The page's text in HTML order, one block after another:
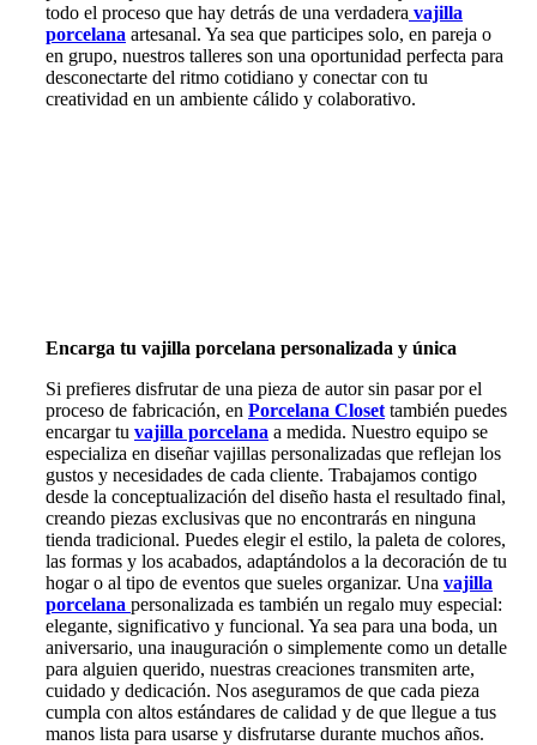
todo el proceso que hay detrás de una verdadera vajilla
porcelana artesanal. Ya sea que participes solo, en pareja o
en grupo, nuestros talleres son una oportunidad perfecta para
desconectarte del ritmo cotidiano y conectar con tu
creatividad en un ambiente cálido y colaborativo.
Encarga tu vajilla porcelana personalizada y única
Si prefieres disfrutar de una pieza de autor sin pasar por el
proceso de fabricación, en Porcelana Closet también puedes
encargar tu vajilla porcelana a medida. Nuestro equipo se
especializa en diseñar vajillas personalizadas que reflejan los
gustos y necesidades de cada cliente. Trabajamos contigo
desde la conceptualización del diseño hasta el resultado final,
creando piezas exclusivas que no encontrarás en ninguna
tienda tradicional. Puedes elegir el estilo, la paleta de colores,
las formas y los acabados, adaptándolos a la decoración de tu
hogar o al tipo de eventos que sueles organizar. Una vajilla
porcelana personalizada es también un regalo muy especial:
elegante, significativo y funcional. Ya sea para una boda, un
aniversario, una inauguración o simplemente como un detalle
para alguien querido, nuestras creaciones transmiten arte,
cuidado y dedicación. Nos aseguramos de que cada pieza
cumpla con altos estándares de calidad y de que llegue a tus
manos lista para usarse y disfrutarse durante muchos años.